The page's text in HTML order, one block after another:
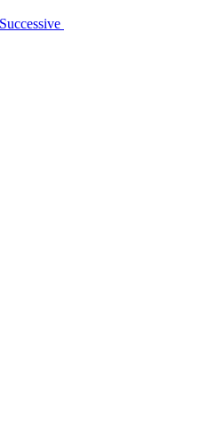
Successive